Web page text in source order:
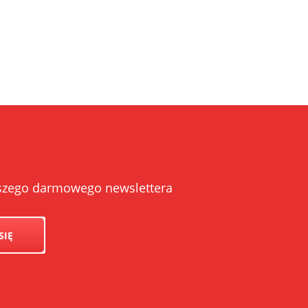
darmowego newslettera